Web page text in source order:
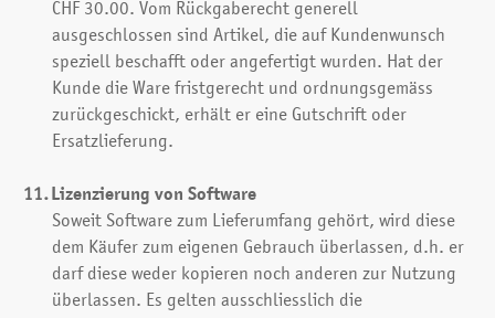
CHF 30.00. Vom Rückgaberecht generell
ausgeschlossen sind Artikel, die auf Kundenwunsch
speziell beschafft oder angefertigt wurden. Hat der
Kunde die Ware fristgerecht und ordnungsgemäss
zurückgeschickt, erhält er eine Gutschrift oder
Ersatzlieferung.
Lizenzierung von Software
Soweit Software zum Lieferumfang gehört, wird diese
dem Käufer zum eigenen Gebrauch überlassen, d.h. er
darf diese weder kopieren noch anderen zur Nutzung
überlassen. Es gelten ausschliesslich die